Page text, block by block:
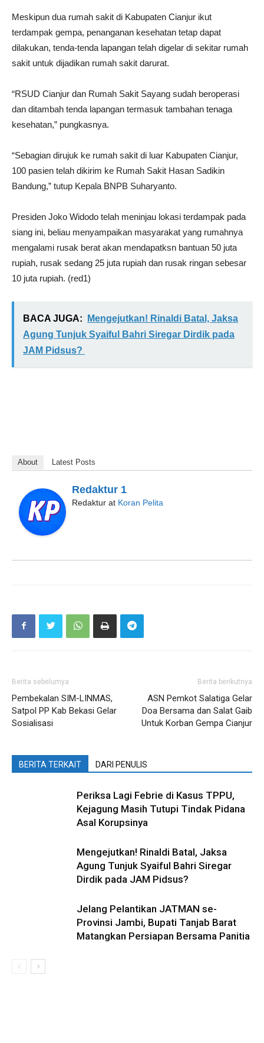
Meskipun dua rumah sakit di Kabupaten Cianjur ikut
terdampak gempa, penanganan kesehatan tetap dapat
dilakukan, tenda-tenda lapangan telah digelar di sekitar rumah
sakit untuk dijadikan rumah sakit darurat.
“RSUD Cianjur dan Rumah Sakit Sayang sudah beroperasi
dan ditambah tenda lapangan termasuk tambahan tenaga
kesehatan,” pungkasnya.
“Sebagian dirujuk ke rumah sakit di luar Kabupaten Cianjur,
100 pasien telah dikirim ke Rumah Sakit Hasan Sadikin
Bandung,” tutup Kepala BNPB Suharyanto.
Presiden Joko Widodo telah meninjau lokasi terdampak pada
siang ini, beliau menyampaikan masyarakat yang rumahnya
mengalami rusak berat akan mendapatksn bantuan 50 juta
rupiah, rusak sedang 25 juta rupiah dan rusak ringan sebesar
10 juta rupiah. (red1)
BACA JUGA:
Mengejutkan! Rinaldi Batal, Jaksa
Agung Tunjuk Syaiful Bahri Siregar Dirdik pada
JAM Pidsus?
About Latest Posts
Redaktur 1
Redaktur at Koran Pelita
Berita sebelumya
Pembekalan SIM-LINMAS,
Satpol PP Kab Bekasi Gelar
Sosialisasi
Berita berikutnya
ASN Pemkot Salatiga Gelar
Doa Bersama dan Salat Gaib
Untuk Korban Gempa Cianjur
BERITA TERKAIT DARI PENULIS
Periksa Lagi Febrie di Kasus TPPU,
Kejagung Masih Tutupi Tindak Pidana
Asal Korupsinya
Mengejutkan! Rinaldi Batal, Jaksa
Agung Tunjuk Syaiful Bahri Siregar
Dirdik pada JAM Pidsus?
Jelang Pelantikan JATMAN se-
Provinsi Jambi, Bupati Tanjab Barat
Matangkan Persiapan Bersama Panitia